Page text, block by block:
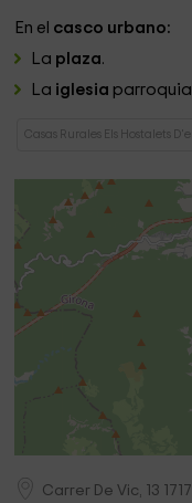
En el casco urbano:
La plaza.
La iglesia
Casas Rurales Els Hostalets
Carrer De Vic, 13